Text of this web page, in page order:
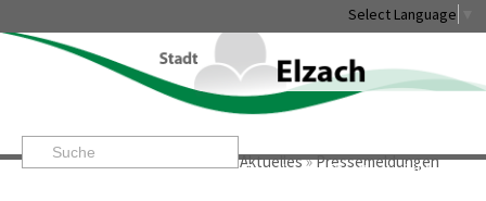
Select Language
Startseite» »Aktuelles»Pressemeldungen
Leben & Erleben Rathaus & Service Stadtentwicklung &